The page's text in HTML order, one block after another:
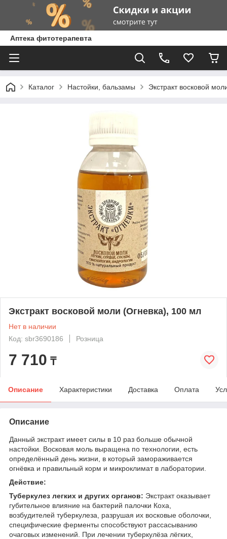
Аптека фитотерапевта
Каталог Настойки, бальзамы Экстракт восковой
Экстракт восковой моли (Огневка), 100 мл
Нет в наличии
Код: sbr3690186
Розница
7 710 ₸
Описание Характеристики Доставка Оплата
Описание
Данный экстракт имеет силы в 10 раз больше обычной
настойки. Восковая моль выращена по технологии, есть
определённый день жизни, в который замораживается
огнёвка и правильный корм и микроклимат в лаборатории.
Действие:
Туберкулез легких и других органов: Экстракт оказывает
губительное влияние на бактерий палочки Коха,
возбудителей туберкулеза, разрушая их восковые оболочки,
специфические ферменты способствуют рассасыванию
очаговых изменений. При лечении туберкулёза лёгких,